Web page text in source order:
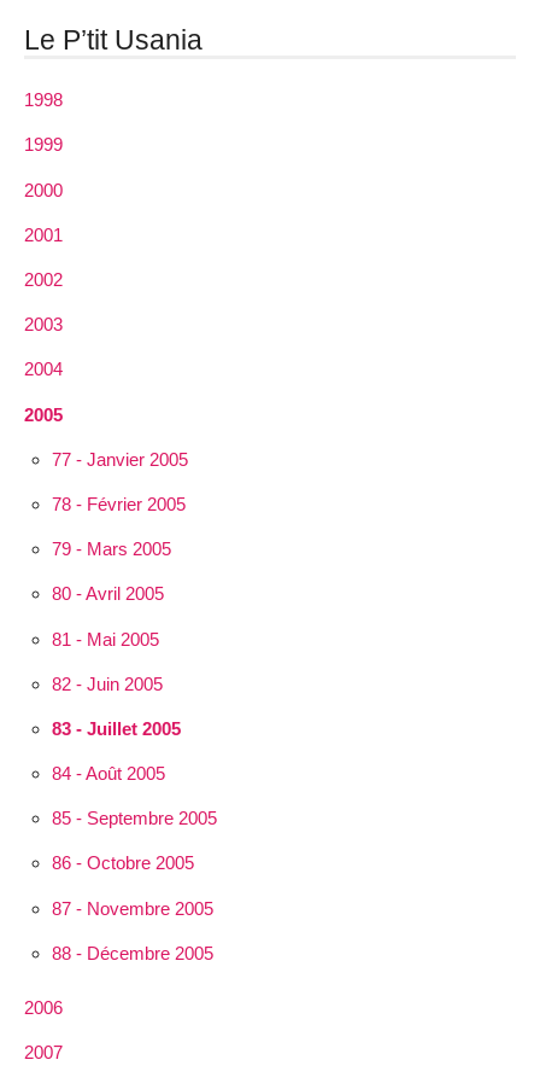
Le P’tit Usania
1998
1999
2000
2001
2002
2003
2004
2005
77 - Janvier 2005
78 - Février 2005
79 - Mars 2005
80 - Avril 2005
81 - Mai 2005
82 - Juin 2005
83 - Juillet 2005
84 - Août 2005
85 - Septembre 2005
86 - Octobre 2005
87 - Novembre 2005
88 - Décembre 2005
2006
2007